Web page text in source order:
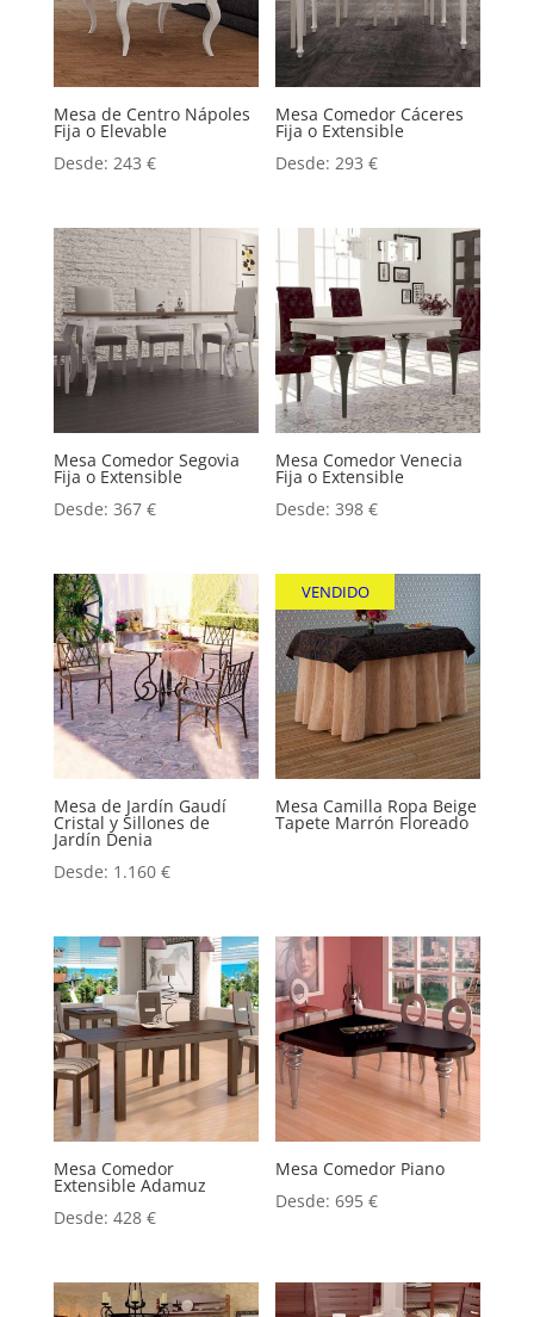
Mesa de Centro Nápoles
Fija o Elevable
Desde: 243 €
Mesa Comedor Cáceres
Fija o Extensible
Desde: 293€
Mesa Comedor Segovia
Fija o Extensible
Desde: 367 €
Mesa Comedor Venecia
Fija o Extensible
Desde:398€
Mesa de Jardín Gaudí
Cristal y Sillones de
Jardín Denia
Desde: 1.160 €
VENDIDO
Mesa Camilla Ropa Beige
Tapete Marrón Floreado
Mesa Comedor
Extensible Adamuz
Desde: 428 €
Mesa Comedor Piano
Desde:695€